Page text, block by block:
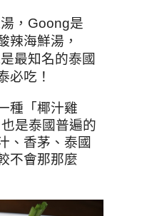
，Goong是
辣海鮮湯，
最知名的泰國
必吃！
種「椰汁雞
是泰國普遍的
、香茅、泰國
不會那那麼